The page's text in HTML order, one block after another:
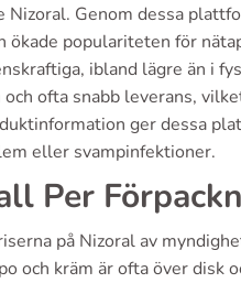
Nizoral. Genom dessa
ökade populariteten för
ibland lägre än i
ofta snabb leverans,
ger dessa
eller svampinfektioner.
Per
på Nizoral av
och kräm är ofta över